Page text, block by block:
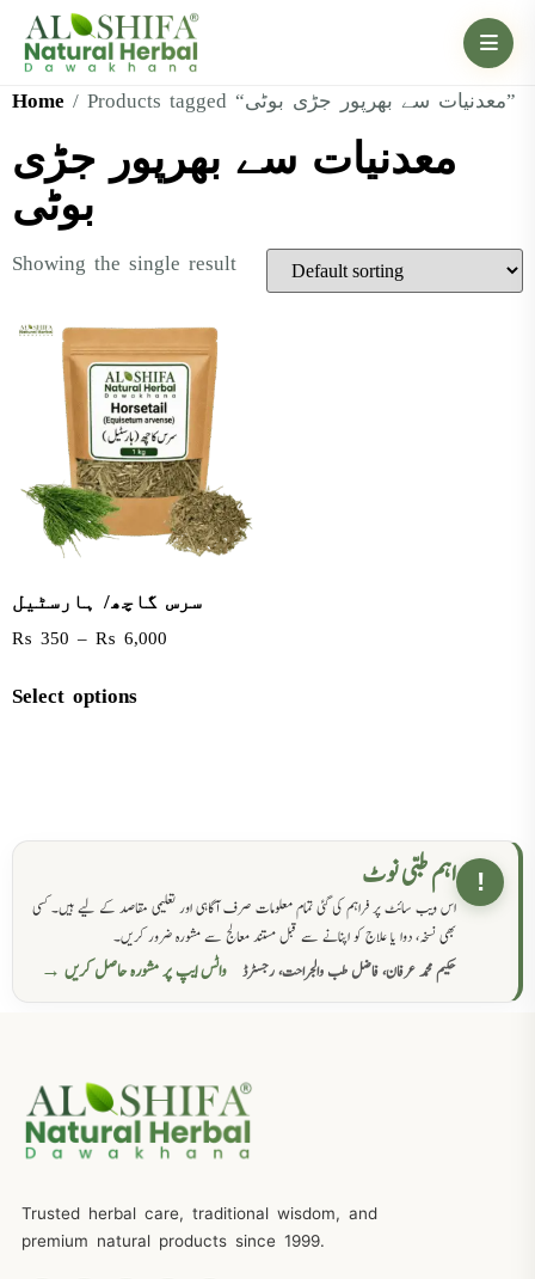
Home / Products tagged “معدنیات سے بھرپور جڑی بوٹی”
معدنیات سے بھرپور جڑی
بوٹی
Showing the single result
سرس گاچھ/ ہارسٹیل
₨ 350 – ₨ 6,000
Select options
! اہم طبی نوٹ
اس ویب سائٹ پر فراہم کی گئی تمام معلومات صرف آگاہی اور تعلیمی مقاصد کے لیے ہیں۔ کسی
بھی نسخہ، دوا یا علاج کو اپنانے سے قبل مستند معالج سے مشورہ ضرور کریں۔
حکیم محمد عرفان، فاضل طب والجراحت، رجسٹرڈ
واٹس ایپ پر مشورہ حاصل کریں →
Trusted herbal care, traditional wisdom, and
premium natural products since 1999.